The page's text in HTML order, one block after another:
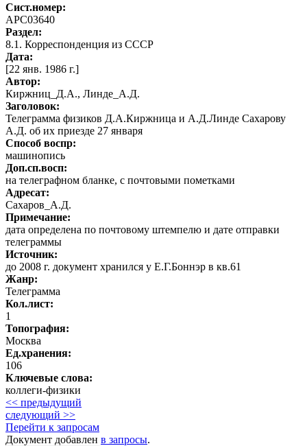
Сист.номер:
АРС03640
Раздел:
8.1. Корреспонденция из СССР
Дата:
[22 янв. 1986 г.]
Автор:
Киржниц_Д.А., Линде_А.Д.
Заголовок:
Телеграмма физиков Д.А.Киржница и А.Д.Линде Сахарову
А.Д. об их приезде 27 января
Способ воспр:
машинопись
Доп.сп.восп:
на телеграфном бланке, с почтовыми пометками
Адресат:
Сахаров_А.Д.
Примечание:
дата определена по почтовому штемпелю и дате отправки
телеграммы
Источник:
до 2008 г. документ хранился у Е.Г.Боннэр в кв.61
Жанр:
Телеграмма
Кол.лист:
1
Топография:
Москва
Ед.хранения:
106
Ключевые слова:
коллеги-физики
<< предыдущий
следующий >>
Перейти к запросам
Документ добавлен в запросы.